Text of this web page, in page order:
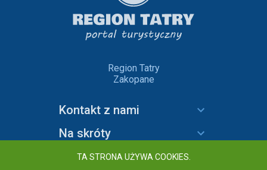
Region Tatry
Zakopane
Kontakt z nami
Na skróty
Informacje
TA STRONA UŻYWA COOKIES.